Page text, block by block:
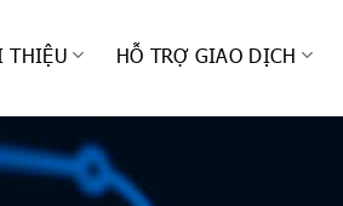
THIỆU HỖ TRỢ GIAO DỊCH